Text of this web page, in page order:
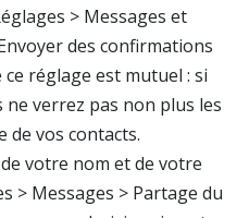
> Messages et
des confirmations
ce réglage est mutuel : si
ne verrez pas non plus les
de vos contacts.
votre nom et de votre
> Messages > Partage du